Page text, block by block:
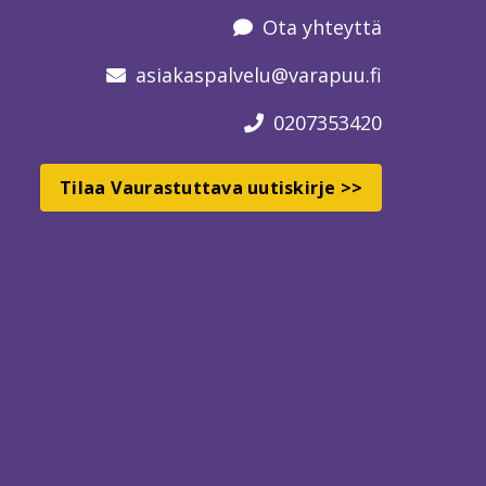
Ota yhteyttä
asiakaspalvelu@varapuu.fi
0207353420
Tilaa Vaurastuttava uutiskirje >>